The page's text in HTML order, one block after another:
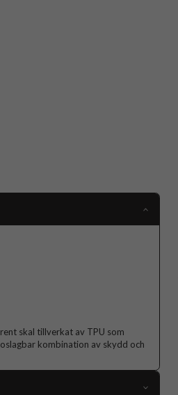
skal tillverkat av TPU som
kombination av skydd och